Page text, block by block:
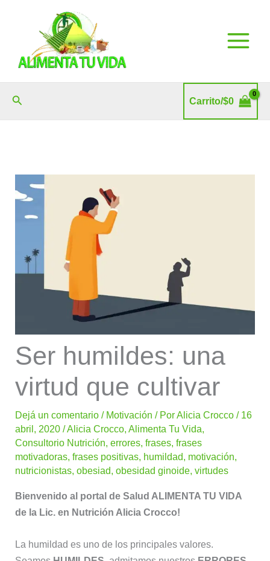
Buscar Carrito/$0
Ser humildes: una
virtud que cultivar
Dejá un comentario / Motivación / PorAlicia Crocco/ 16
abril, 2020/Alicia Crocco,Alimenta Tu Vida,
Consultorio Nutrición,errores,frases,frases
motivadoras,frases positivas, humildad, motivación,
nutricionistas,obesiad,obesidad ginoide,virtudes
Bienvenido al portal de Salud ALIMENTA TU VIDA
de la Lic. en Nutrición Alicia Crocco!
La humildad es uno de los principales valores.